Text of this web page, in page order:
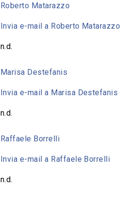
Roberto Matarazzo
Invia e-mail a Roberto Matarazzo
n.d.
Marisa Destefanis
Invia e-mail a Marisa Destefanis
n.d.
Raffaele Borrelli
Invia e-mail a Raffaele Borrelli
n.d.